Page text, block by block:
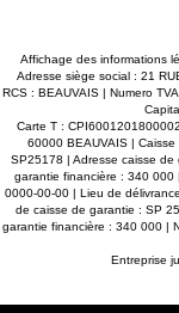
Affichage des informations
Adresse siège social : 21
RCS : BEAUVAIS | Numero
Carte T :
60000 BEAUVAIS |
SP25178 | Adresse caisse de
garantie financière : 340
0000-00-00 | Lieu de
de caisse de garantie : SP
garantie financière : 340 000 |
Entreprise